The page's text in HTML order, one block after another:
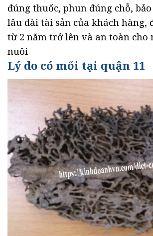
đúng thuốc, phun đúng chỗ,
lâu dài tài sản của khách hàng,
từ 2 năm trở lên và an toàn cho
nuôi
Lý do có mối tại quận 11